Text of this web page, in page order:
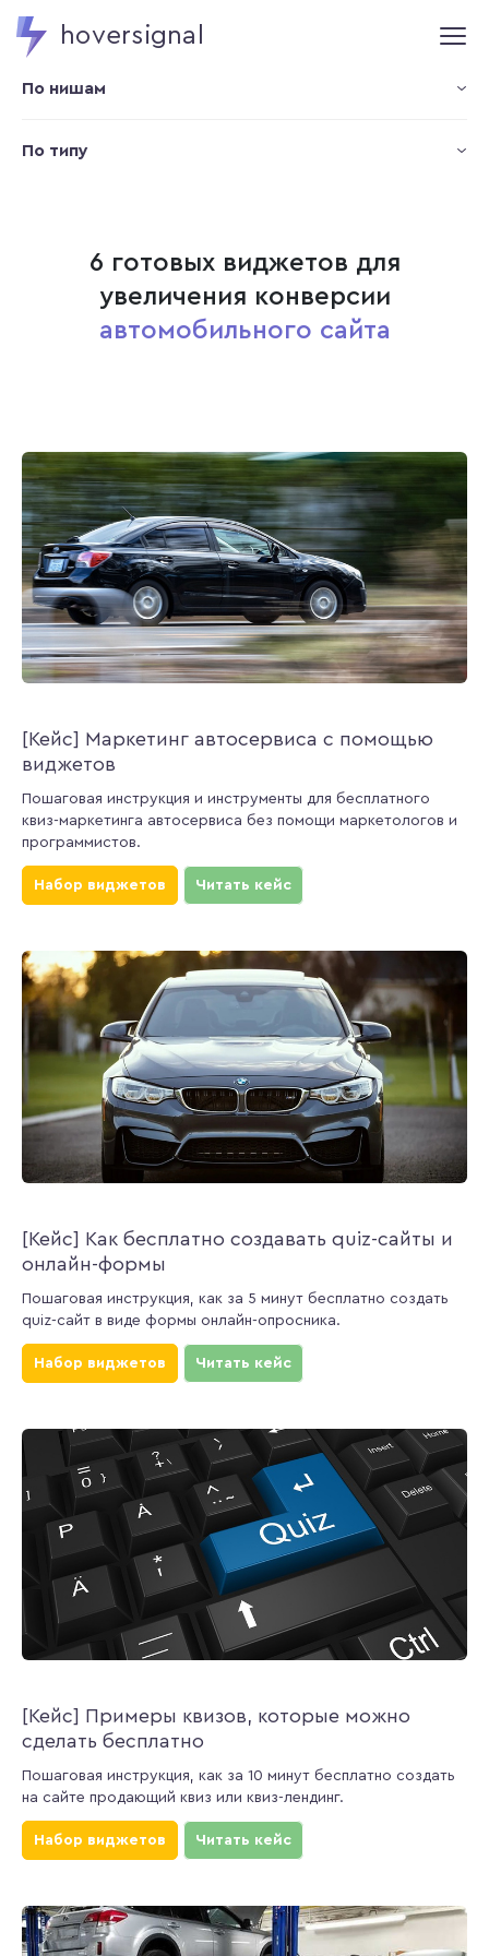
hoversignal
6 готовых виджетов для
увеличения конверсии
автомобильного сайта
По нишам
По типу
[Кейс] Маркетинг автосервиса с помощью
виджетов
Пошаговая инструкция и инструменты для бесплатного
квиз-маркетинга автосервиса без помощи маркетологов и
программистов.
Набор виджетов Читать кейс
[Кейс] Как бесплатно создавать quiz-сайты и
онлайн-формы
Пошаговая инструкция, как за 5 минут бесплатно создать
quiz-сайт в виде формы онлайн-опросника.
Набор виджетов Читать кейс
[Кейс] Примеры квизов, которые можно
сделать бесплатно
Пошаговая инструкция, как за 10 минут бесплатно создать
на сайте продающий квиз или квиз-лендинг.
Набор виджетов Читать кейс